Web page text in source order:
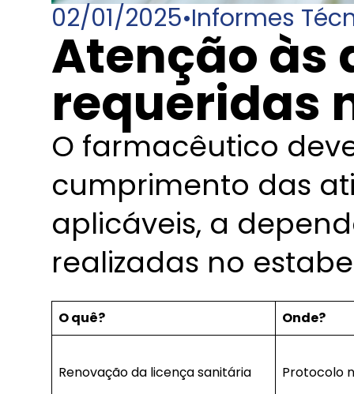
02/01/2025•Informes
Atenção às
requeridas
O farmacêutico
cumprimento das
aplicáveis, a
realizadas no
O quê? Onde?
Renovação da licença sanitária Protocolo